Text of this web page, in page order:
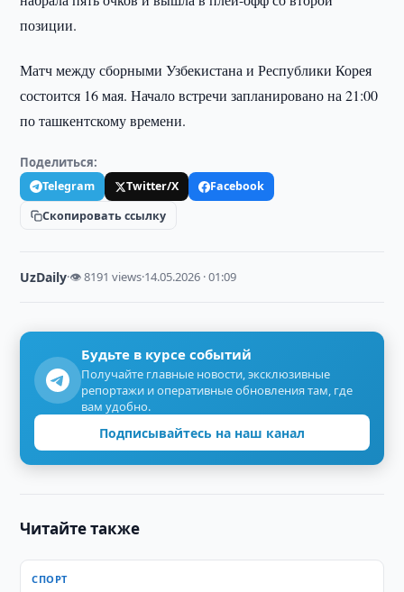
позиции.
Матч между сборными Узбекистана и Республики Корея
состоится 16 мая. Начало встречи запланировано на 21:00
по ташкентскому времени.
Поделиться:
Telegram Twitter/X
Facebook
Скопировать ссылку
UzDaily·👁 8191 views·14.05.2026 · 01:09
Будьте в курсе событий
Получайте главные новости, эксклюзивные
репортажи и оперативные обновления там, где
вам удобно.
Подписывайтесь на наш канал
Читайте также
СПОРТ